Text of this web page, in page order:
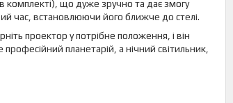
комплекті), що дуже зручно та дає змогу
час, встановлюючи його ближче до стелі.
проектор у потрібне положення, і він
планетарій, а нічний світильник,